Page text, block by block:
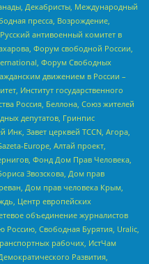
Декабристы, Международный
пресса, Возрождение,
антивоенный комитет в
Форум свободной России,
Форум Свободных
движением в России –
Институт государственного
Россия, Беллона, Союз жителей
депутатов, Гринпис
Завет церквей TCCN, Агора,
Europe, Алтай проект,
Фонд Дом Прав Человека,
Звозскова, Дом прав
Дом прав человека Крым,
Центр европейских
объединение журналистов
Россию, Свободная Бурятия, Uralic,
рабочих, ИстЧам
Развития,